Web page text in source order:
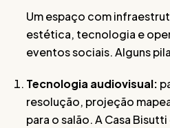
Um espaço com
estética, tecnologia e
eventos sociais. Alguns
Tecnologia audiovisual:
resolução, projeção
para o salão. A Casa